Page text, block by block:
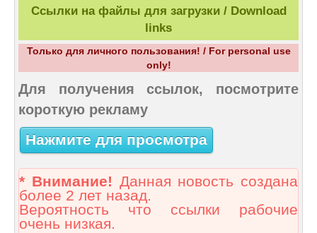
Ссылки на файлы для загрузки / Download
links
Только для личного пользования! / For personal use
only!
Для получения ссылок, посмотрите
короткую рекламу
Нажмите для просмотра
* Внимание! Данная новость создана
более 2 лет назад.
Вероятность что ссылки рабочие
очень низкая.